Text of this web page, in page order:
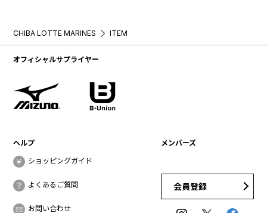
CHIBA LOTTE MARINES ITEM
オフィシャルサプライヤー
ヘルプ
ショッピングガイド
よくあるご質問
お問い合わせ
メンバーズ
会員登録